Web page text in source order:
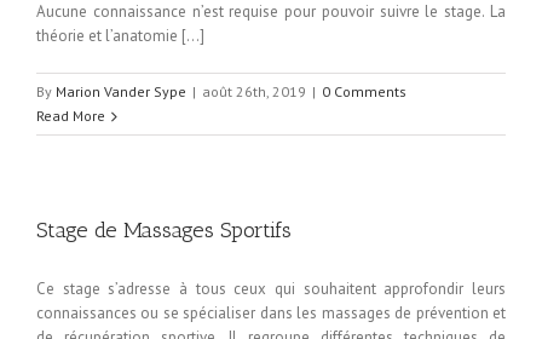
Aucune connaissance n’est requise pour pouvoir suivre le stage. La
théorie et l’anatomie […]
By Marion Vander Sype | août 26th, 2019 | 0 Comments
Read More
Stage de Massages Sportifs
Ce stage s’adresse à tous ceux qui souhaitent approfondir leurs
connaissances ou se spécialiser dans les massages de prévention et